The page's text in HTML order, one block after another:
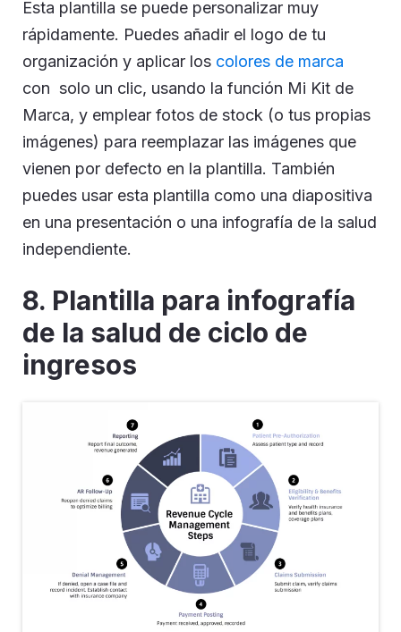
Esta plantilla se puede personalizar muy
rápidamente. Puedes añadir el logo de tu
organización y aplicar los colores de marca
con solo un clic, usando la función Mi Kit de
Marca, y emplear fotos de stock (o tus propias
imágenes) para reemplazar las imágenes que
vienen por defecto en la plantilla. También
puedes usar esta plantilla como una diapositiva
en una presentación o una infografía de la salud
independiente.
8. Plantilla para infografía
de la salud de ciclo de
ingresos